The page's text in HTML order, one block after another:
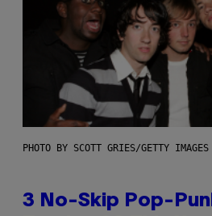
PHOTO BY SCOTT GRIES/GETTY IMAGES
3 No-Skip Pop-